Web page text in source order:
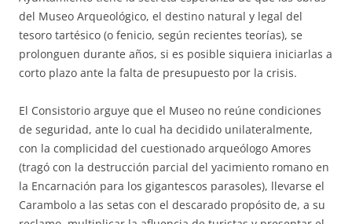
del Museo Arqueológico, el destino natural y legal del
tesoro tartésico (o fenicio, según recientes teorías), se
prolonguen durante años, si es posible siquiera iniciarlas a
corto plazo ante la falta de presupuesto por la crisis.
El Consistorio arguye que el Museo no reúne condiciones
de seguridad, ante lo cual ha decidido unilateralmente,
con la complicidad del cuestionado arqueólogo Amores
(tragó con la destrucción parcial del yacimiento romano en
la Encarnación para los gigantescos parasoles), llevarse el
Carambolo a las setas con el descarado propósito de, a su